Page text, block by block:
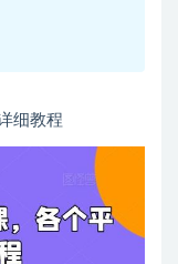
细教程